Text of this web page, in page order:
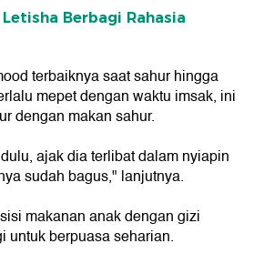
Berbagi Rahasia
terbaiknya saat sahur hingga
mepet dengan waktu imsak, ini
dengan makan sahur.
ajak dia terlibat dalam nyiapin
sudah bagus," lanjutnya.
makanan anak dengan gizi
untuk berpuasa seharian.